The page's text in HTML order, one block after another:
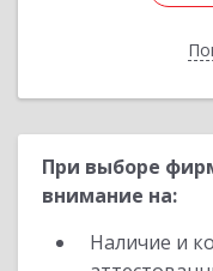
При выборе
внимание на:
Наличие и